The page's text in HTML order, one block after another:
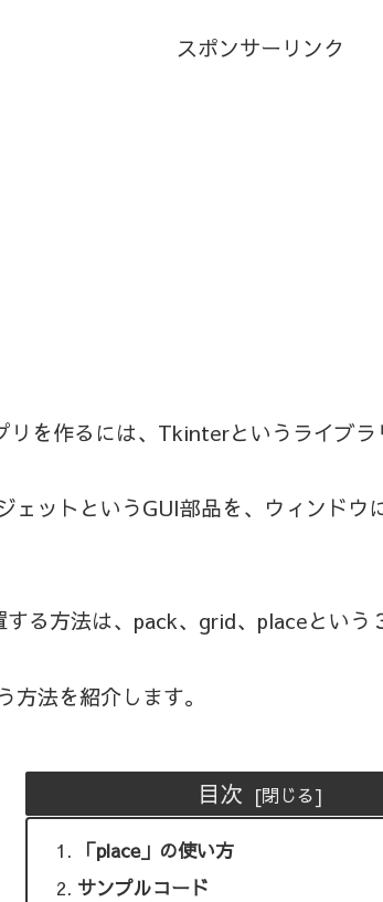
スポンサーリンク
を作るには、Tkinterというライブラ
ェットというGUI部品を、ウィンドウ
る方法は、pack、grid、placeという
方法を紹介します。
目次
「place」の使い方
サンプルコード